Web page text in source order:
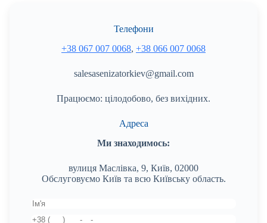
Телефони
+38 067 007 0068, +38 066 007 0068
salesasenizatorkiev@gmail.com
Працюємо: цілодобово, без вихідних.
Адреса
Ми знаходимось:
вулиця Маслівка, 9, Київ, 02000
Обслуговуємо Київ та всю Київську область.